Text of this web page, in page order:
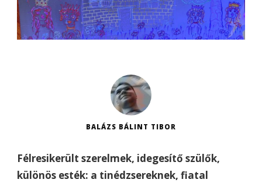
BALÁZS BÁLINT TIBOR
Félresikerült szerelmek, idegesítő szülők,
különös esték: a tinédzsereknek, fiatal